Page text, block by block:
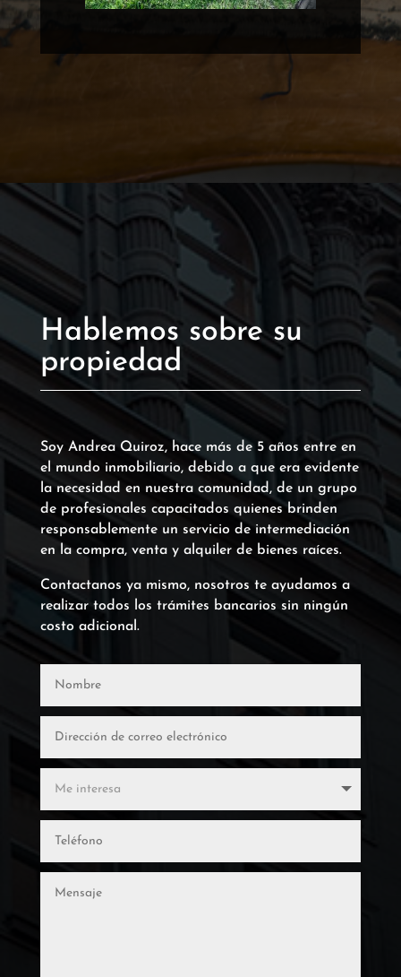
Hablemos sobre su
propiedad
Soy Andrea Quiroz, hace más de 5 años entre en
el mundo inmobiliario, debido a que era evidente
la necesidad en nuestra comunidad, de un grupo
de profesionales capacitados quienes brinden
responsablemente un servicio de intermediación
en la compra, venta y alquiler de bienes raíces.
Contactanos ya mismo, nosotros te ayudamos a
realizar todos los trámites bancarios sin ningún
costo adicional.